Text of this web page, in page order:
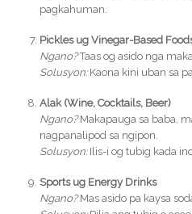
pagkahuman.
Pickles ug Vinegar-Based
Ngano?Taas og asido nga
Solusyon:Kaona kini uban sa
Alak (Wine, Cocktails, Beer)
Ngano?Makapauga sa baba,
nagpanalipod sa ngipon.
Solusyon:Ilis-i og tubig kada
Sports ug Energy Drinks
Ngano?Mas asido pa kaysa